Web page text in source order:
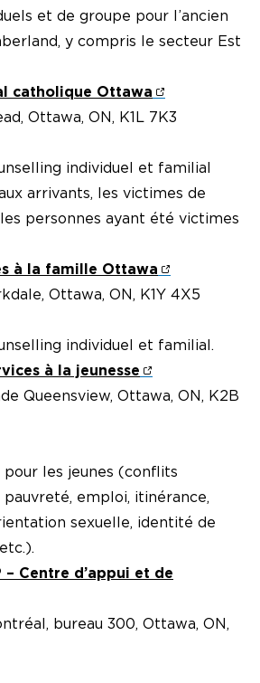
et de groupe pour l’ancien
y compris le secteur Est
catholique Ottawa
Ottawa, ON, K1L 7K3
individuel et familial
arrivants, les victimes de
personnes ayant été victimes
à la famille Ottawa
Ottawa, ON, K1Y 4X5
individuel et familial.
à la jeunesse
Queensview, Ottawa, ON, K2B
pour les jeunes (conflits
pauvreté, emploi, itinérance,
sexuelle, identité de
– Centre d’appui et de
bureau 300, Ottawa, ON,